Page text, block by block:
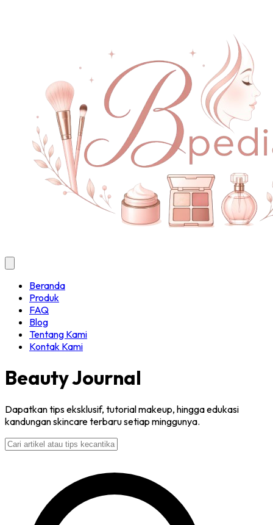
Beranda
Produk
FAQ
Blog
Tentang Kami
Kontak Kami
Beauty Journal
Dapatkan tips eksklusif, tutorial makeup, hingga edukasi
kandungan skincare terbaru setiap minggunya.